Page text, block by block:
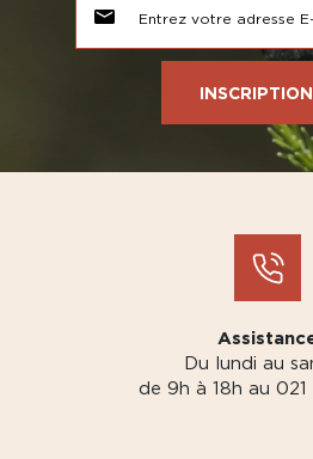
INSCRIPTION
Du lundi au
de 9h à 18h au 021